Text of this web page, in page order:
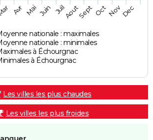
nationale : maximales
nationale : minimales
à Échourgnac
à Échourgnac
Avr Mai Juin JuilAoutSept OctNovDec
Les villes les plus chaudes
Les villes les plus froides